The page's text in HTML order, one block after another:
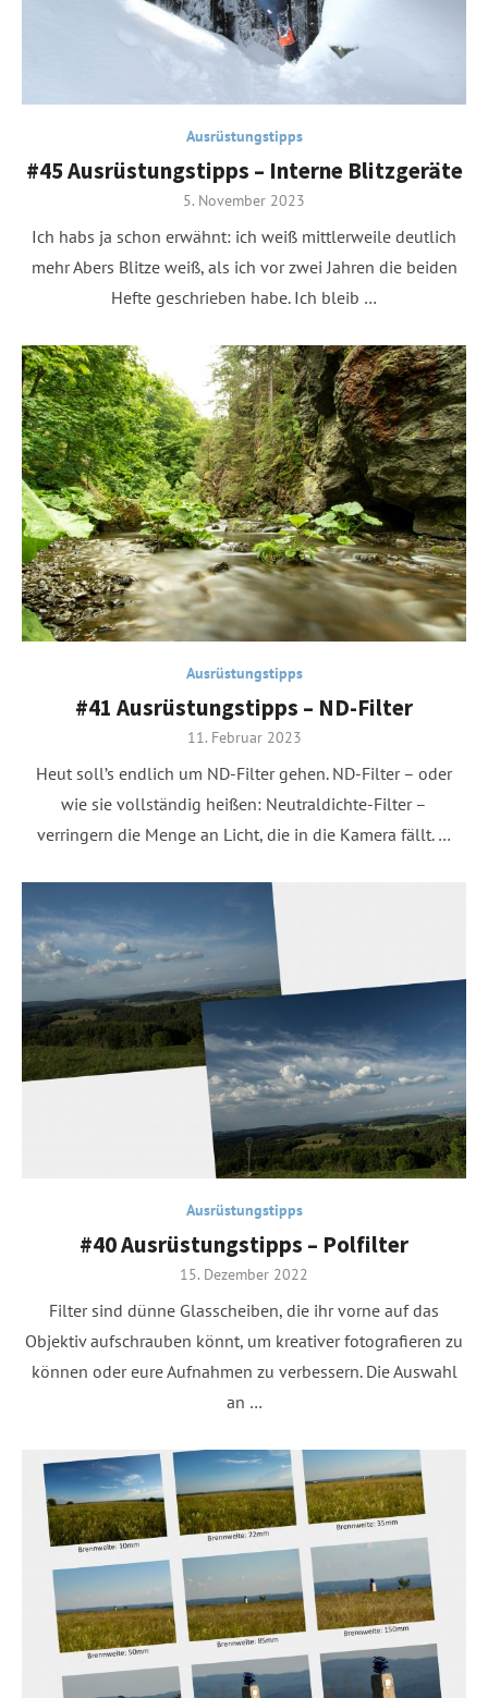
Ausrüstungstipps
#45 Ausrüstungstipps – Interne Blitzgeräte
Posted
5. November 2023
Ich habs ja schon erwähnt: ich weiß mittlerweile deutlich
mehr Abers Blitze weiß, als ich vor zwei Jahren die beiden
Hefte geschrieben habe. Ich bleib …
Ausrüstungstipps
#41 Ausrüstungstipps – ND-Filter
Posted
11. Februar 2023
Heut soll’s endlich um ND-Filter gehen. ND-Filter – oder
wie sie vollständig heißen: Neutraldichte-Filter –
verringern die Menge an Licht, die in die Kamera fällt. …
Ausrüstungstipps
#40 Ausrüstungstipps – Polfilter
Posted
15. Dezember 2022
Filter sind dünne Glasscheiben, die ihr vorne auf das
Objektiv aufschrauben könnt, um kreativer fotografieren zu
können oder eure Aufnahmen zu verbessern. Die Auswahl
an …